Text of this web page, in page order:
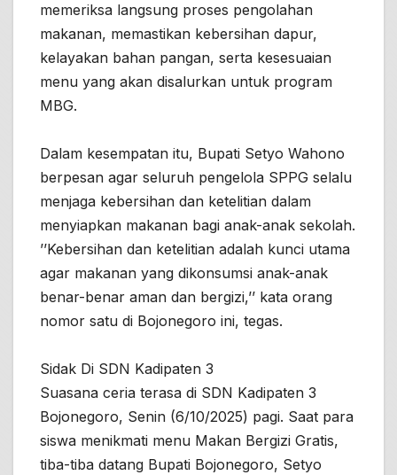
memeriksa langsung proses pengolahan
makanan, memastikan kebersihan dapur,
kelayakan bahan pangan, serta kesesuaian
menu yang akan disalurkan untuk program
MBG.
Dalam kesempatan itu, Bupati Setyo Wahono
berpesan agar seluruh pengelola SPPG selalu
menjaga kebersihan dan ketelitian dalam
menyiapkan makanan bagi anak-anak sekolah.
’’Kebersihan dan ketelitian adalah kunci utama
agar makanan yang dikonsumsi anak-anak
benar-benar aman dan bergizi,’’ kata orang
nomor satu di Bojonegoro ini, tegas.
Sidak Di SDN Kadipaten 3
Suasana ceria terasa di SDN Kadipaten 3
Bojonegoro, Senin (6/10/2025) pagi. Saat para
siswa menikmati menu Makan Bergizi Gratis,
tiba-tiba datang Bupati Bojonegoro, Setyo